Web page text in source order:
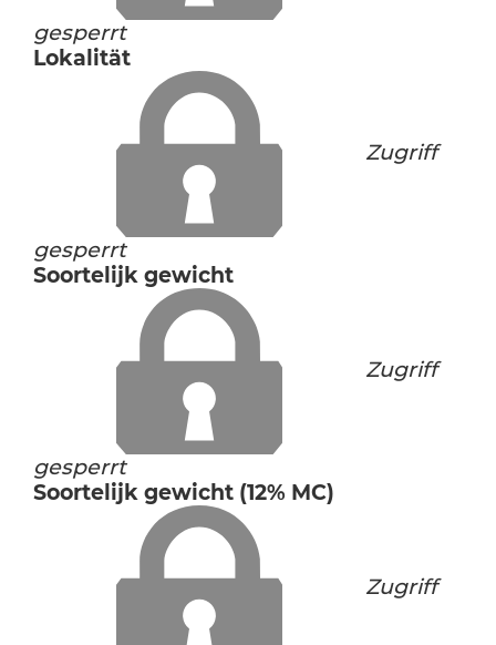
gesperrt
Lokalität
Zugriff
gesperrt
Soortelijk gewicht
Zugriff
gesperrt
Soortelijk gewicht (12% MC)
Zugriff